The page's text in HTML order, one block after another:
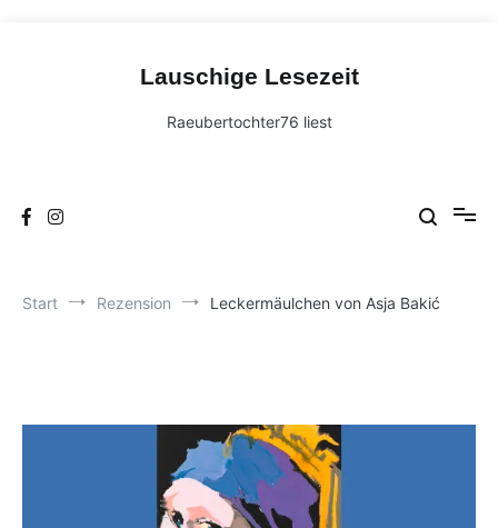
Lauschige Lesezeit
Raeubertochter76 liest
Start Rezension Leckermäulchen von Asja Bakić